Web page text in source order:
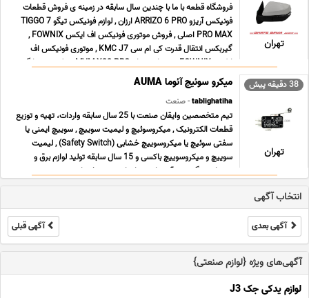
تهران
فروشگاه قطعه با ما با چندین سال سابقه در زمینه ی فروش قطعات
فونیکس آریزو ARRIZO 6 PRO ارزان , لوازم فونیکس تیگو TIGGO 7
PRO MAX اصلی , فروش موتوری فونیکس اف ایکس FOWNIX ,
گیربکس انتقال قدرت کی ام سی KMC J7 , موتوری فونیکس اف
ایکس FOWNIX , بدنه ام وی ام MVM X22 PRO , جلوبندی سانگ ...
38 دقیقه پیش
تهران
میکرو سوئیچ آئوما AUMA
tablighatiha- صنعت
تیم متخصصین وایقان صنعت با 25 سال سابقه واردات، تهیه و توزیع
قطعات الکترونیک , میکروسوئیچ و لیمیت سوییچ , سوییچ ایمنی یا
سفتی سوئیچ یا میکروسوییچ خشابی (Safety Switch) , لیمیت
سوییچ و میکروسوییچ باکسی و 15 سال سابقه تولید لوازم برق و
روشنایی ، گرد هم آمده است تا جامع ترین خدمات ت ... ...
انتخاب آگهی
آگهی بعدی آگهی قبلی
آگهی‌های ویژه {لوازم صنعتی}
لوازم یدکی جک J3